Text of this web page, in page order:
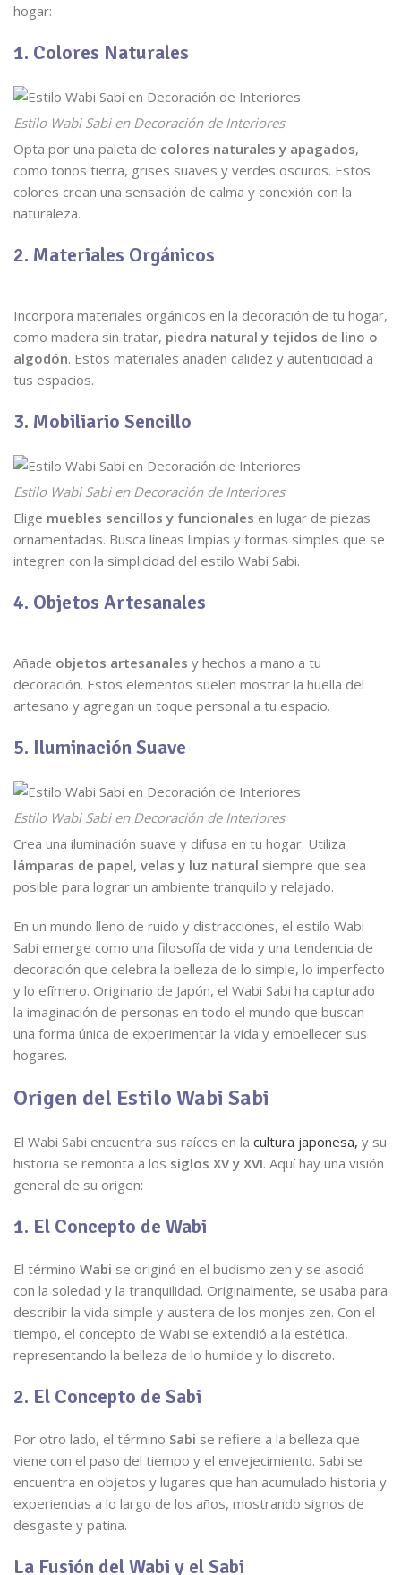
hogar:
1. Colores Naturales
Estilo Wabi Sabi en Decoración de Interiores
Opta por una paleta de colores naturales y apagados,
como tonos tierra, grises suaves y verdes oscuros. Estos
colores crean una sensación de calma y conexión con la
naturaleza.
2. Materiales Orgánicos
Incorpora materiales orgánicos en la decoración de tu hogar,
como madera sin tratar, piedra natural y tejidos de lino o
algodón. Estos materiales añaden calidez y autenticidad a
tus espacios.
3. Mobiliario Sencillo
Estilo Wabi Sabi en Decoración de Interiores
Elige muebles sencillos y funcionales en lugar de piezas
ornamentadas. Busca líneas limpias y formas simples que se
integren con la simplicidad del estilo Wabi Sabi.
4. Objetos Artesanales
Añade objetos artesanales y hechos a mano a tu
decoración. Estos elementos suelen mostrar la huella del
artesano y agregan un toque personal a tu espacio.
5. Iluminación Suave
Estilo Wabi Sabi en Decoración de Interiores
Crea una iluminación suave y difusa en tu hogar. Utiliza
lámparas de papel, velas y luz natural siempre que sea
posible para lograr un ambiente tranquilo y relajado.
En un mundo lleno de ruido y distracciones, el estilo Wabi
Sabi emerge como una filosofía de vida y una tendencia de
decoración que celebra la belleza de lo simple, lo imperfecto
y lo efímero. Originario de Japón, el Wabi Sabi ha capturado
la imaginación de personas en todo el mundo que buscan
una forma única de experimentar la vida y embellecer sus
hogares.
Origen del Estilo Wabi Sabi
El Wabi Sabi encuentra sus raíces en la cultura japonesa, y su
historia se remonta a los siglos XV y XVI. Aquí hay una visión
general de su origen:
1. El Concepto de Wabi
El término Wabi se originó en el budismo zen y se asoció
con la soledad y la tranquilidad. Originalmente, se usaba para
describir la vida simple y austera de los monjes zen. Con el
tiempo, el concepto de Wabi se extendió a la estética,
representando la belleza de lo humilde y lo discreto.
2. El Concepto de Sabi
Por otro lado, el término Sabi se refiere a la belleza que
viene con el paso del tiempo y el envejecimiento. Sabi se
encuentra en objetos y lugares que han acumulado historia y
experiencias a lo largo de los años, mostrando signos de
desgaste y patina.
La Fusión del Wabi y el Sabi